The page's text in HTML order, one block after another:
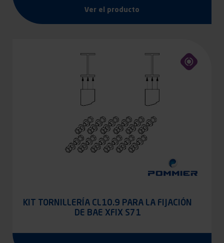
Ver el producto
KIT TORNILLERÍA CL10.9 PARA LA FIJACIÓN
DE BAE XFIX S71